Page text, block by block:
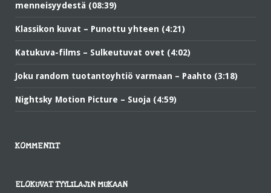
menneisyydestä (08:39)
Klassikon kuvat – Punottu yhteen (4:21)
Katukuva-films – Sulkeutuvat ovet (4:02)
Joku random tuotantoyhtiö varmaan – Paahto (3:18)
Nightsky Motion Picture – Suoja (4:59)
KOMMENTIT
ELOKUVAT TYYLILAJIN MUKAAN